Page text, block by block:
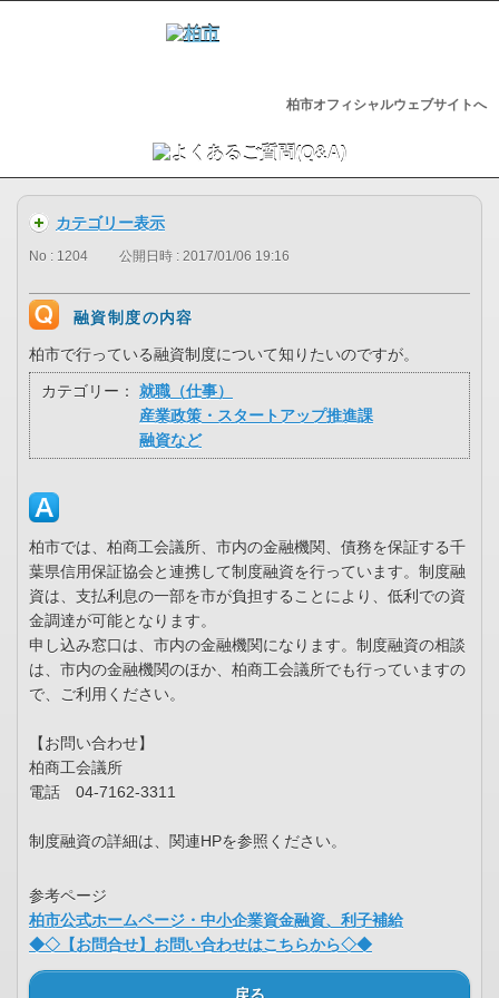
柏市オフィシャルウェブサイトへ
カテゴリー表示
No : 1204 公開日時 : 2017/01/06 19:16
融資制度の内容
柏市で行っている融資制度について知りたいのですが。
カテゴリー：
就職（仕事）
産業政策・スタートアップ推進課
融資など
柏市では、柏商工会議所、市内の金融機関、債務を保証する千
葉県信用保証協会と連携して制度融資を行っています。制度融
資は、支払利息の一部を市が負担することにより、低利での資
金調達が可能となります。
申し込み窓口は、市内の金融機関になります。制度融資の相談
は、市内の金融機関のほか、柏商工会議所でも行っていますの
で、ご利用ください。
【お問い合わせ】
柏商工会議所
電話 04-7162-3311
制度融資の詳細は、関連HPを参照ください。
参考ページ
柏市公式ホームページ・中小企業資金融資、利子補給
◆◇【お問合せ】お問い合わせはこちらから◇◆
戻る